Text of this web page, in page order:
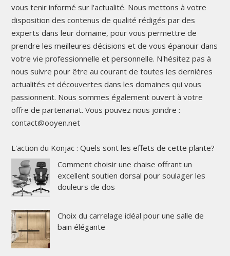
vous tenir informé sur l'actualité. Nous mettons à votre
disposition des contenus de qualité rédigés par des
experts dans leur domaine, pour vous permettre de
prendre les meilleures décisions et de vous épanouir dans
votre vie professionnelle et personnelle. N'hésitez pas à
nous suivre pour être au courant de toutes les dernières
actualités et découvertes dans les domaines qui vous
passionnent. Nous sommes également ouvert à votre
offre de partenariat. Vous pouvez nous joindre :
contact@ooyen.net
L'action du Konjac : Quels sont les effets de cette plante?
Comment choisir une chaise offrant un
excellent soutien dorsal pour soulager les
douleurs de dos
Choix du carrelage idéal pour une salle de
bain élégante